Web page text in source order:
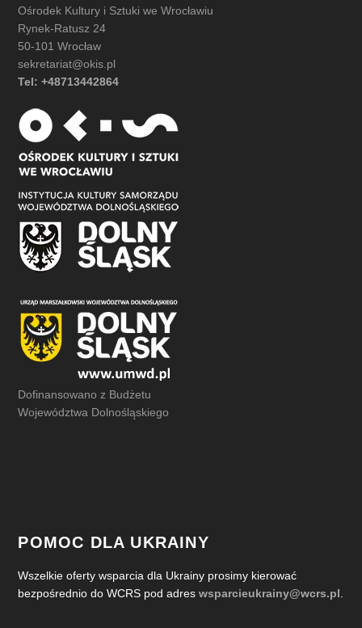
Ośrodek Kultury i Sztuki we Wrocławiu
Rynek-Ratusz 24
50-101 Wrocław
sekretariat@okis.pl
Tel: +48713442864
Dofinansowano z Budżetu
Województwa Dolnośląskiego
POMOC DLA UKRAINY
Wszelkie oferty wsparcia dla Ukrainy prosimy kierować
bezpośrednio do WCRS pod adreswsparcieukrainy@wcrs.pl